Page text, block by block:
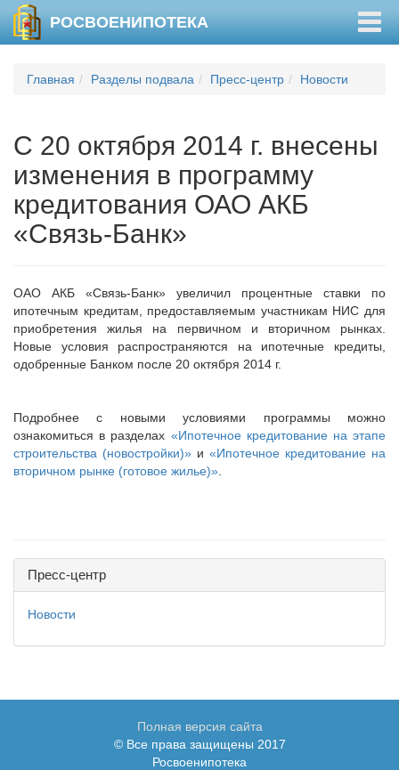
РОСВОЕНИПОТЕКА
Главная Разделы подвала Пресс-центр Новости
С 20 октября 2014 г. внесены
изменения в программу
кредитования ОАО АКБ
«Связь-Банк»
ОАО АКБ «Связь-Банк» увеличил процентные ставки по
ипотечным кредитам, предоставляемым участникам НИС для
приобретения жилья на первичном и вторичном рынках.
Новые условия распространяются на ипотечные кредиты,
одобренные Банком после 20 октября 2014 г.
Подробнее с новыми условиями программы можно
ознакомиться в разделах «Ипотечное кредитование на этапе
строительства (новостройки)» и «Ипотечное кредитование на
вторичном рынке (готовое жилье)»
Пресс-центр
Новости
Полная версия сайта
© Все права защищены 2017
Росвоенипотека